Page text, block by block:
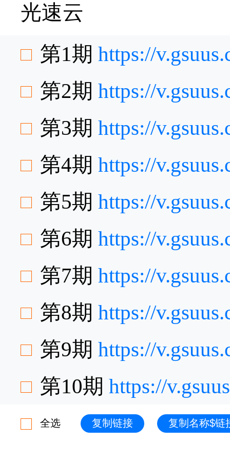
光速云
第1期 https://
第2期 https://
第3期 https://
第4期 https://
第5期 https://
第6期 https://
第7期 https://
第8期 https://
第9期 https://
第10期 https://
全选 复制链接 复制名称$链